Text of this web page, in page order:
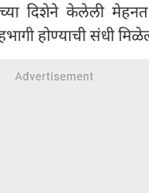
दिशेने केलेली
होण्याची संधी